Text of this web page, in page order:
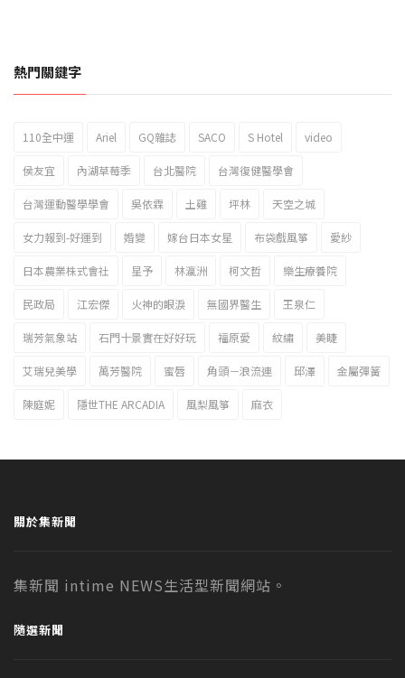
2023新北市北海岸國際風箏節「風在石起」霸氣回歸
熱門關鍵字
110全中運 Ariel GQ雜誌 SACO S Hotel video
侯友宜 內湖草莓季 台北醫院 台灣復健醫學會
台灣運動醫學學會 吳依霖 土雞 坪林 天空之城
女力報到-好運到 婚變 嫁台日本女星 布袋戲風箏 愛紗
日本農業株式會社 星予 林瀛洲 柯文哲 樂生療養院
民政局 江宏傑 火神的眼淚 無國界醫生 王泉仁
瑞芳氣象站 石門十景實在好好玩 福原愛 紋繡 美睫
艾瑞兒美學 萬芳醫院 蜜唇 角頭－浪流連 邱澤 金屬彈簧
陳庭妮 隱世THE ARCADIA 風梨風箏 麻衣
關於集新聞
集新聞 intime NEWS生活型新聞網站。
隨選新聞